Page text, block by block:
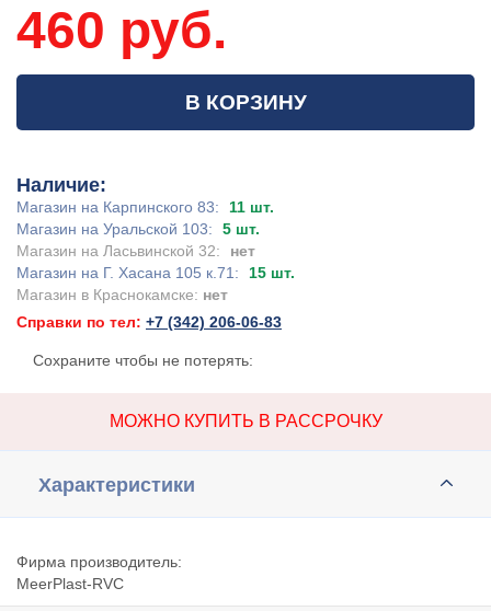
460 руб.
В КОРЗИНУ
Наличие:
Магазин на Карпинского 83:
11 шт.
Магазин на Уральской 103:
5 шт.
Магазин на Ласьвинской 32:
нет
Магазин на Г. Хасана 105 к.71:
15 шт.
Магазин в Краснокамске: нет
Справки по тел: +7 (342) 206-06-83
Сохраните чтобы не потерять:
МОЖНО КУПИТЬ В РАССРОЧКУ
Характеристики
Фирма производитель:
MeerPlast-RVC